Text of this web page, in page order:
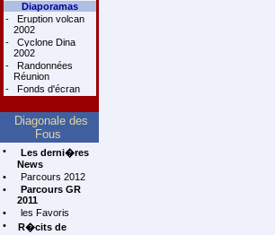
Diaporamas
-
Eruption volcan
2002
-
Cyclone Dina
2002
-
Randonnées
Réunion
-
Fonds d'écran
Diagonale des
Fous
•
Les derni�res
News
•
Parcours 2012
•
Parcours GR
2011
•
les Favoris
•
R�cits de